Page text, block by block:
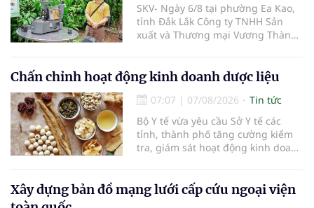
SKV- Ngày 6/8 tại phường Ea Kao,
tỉnh Đắk Lắk Công ty TNHH Sản
xuất và Thương mại Vương Thành
tham gia của các chủ doanh
nghiệp, chủ quán cà phê, hợp tác
xã, người làm nông nghiệp và
những người yêu thích cà phê.
Chấn chỉnh hoạt động kinh doanh dược liệu
07:07 | 07/08/2026
Tin tức
Bộ Y tế vừa yêu cầu Sở Y tế các
tỉnh, thành phố tăng cường kiểm
tra, giám sát hoạt động kinh doanh
Xây dựng bản đồ mạng lưới cấp cứu ngoại viện